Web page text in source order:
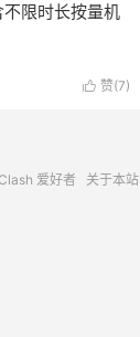
限时长按量机
 赞(7)
Clash 爱好者 关于本站